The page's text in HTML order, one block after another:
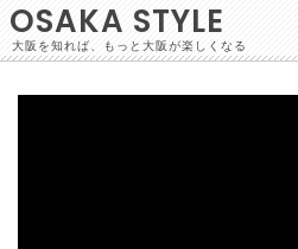
OSAKA STYLE
大阪を知れば、もっと大阪が楽しくなる